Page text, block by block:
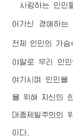
사랑하는 인민
어가신 경애하는
전체 인민의 가슴
야말로 우리 인
여기시며 인민을
을 위해 자신의
대중제일주의의
이다.